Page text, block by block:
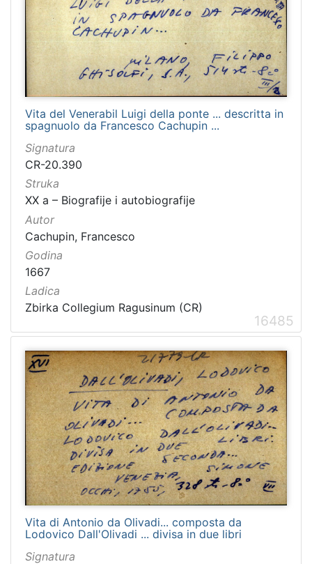
Vita del Venerabil Luigi della ponte ... descritta in
spagnuolo da Francesco Cachupin ...
Signatura
CR-20.390
Struka
XX a – Biografije i autobiografije
Autor
Cachupin, Francesco
Godina
1667
Ladica
Zbirka Collegium Ragusinum (CR)
16485
Vita di Antonio da Olivadi... composta da
Lodovico Dall'Olivadi ... divisa in due libri
Signatura